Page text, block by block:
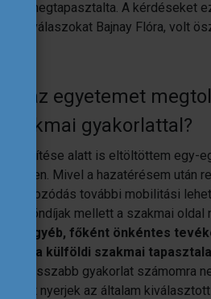
már megtapasztalta. A kérdéseket
a válaszokat Bajnay Flóra, volt
az egyetemet
gyakorlattal?
teljesítése alatt is eltöltöttem egy-
Mivel a hazatérésem után
a tájékozódás további mobilitási
ösztöndíjak mellett a szakmai
egyéb, főként önkéntes
a külföldi szakmai
Egy hosszabb gyakorlat számomra
nyerjek az általam